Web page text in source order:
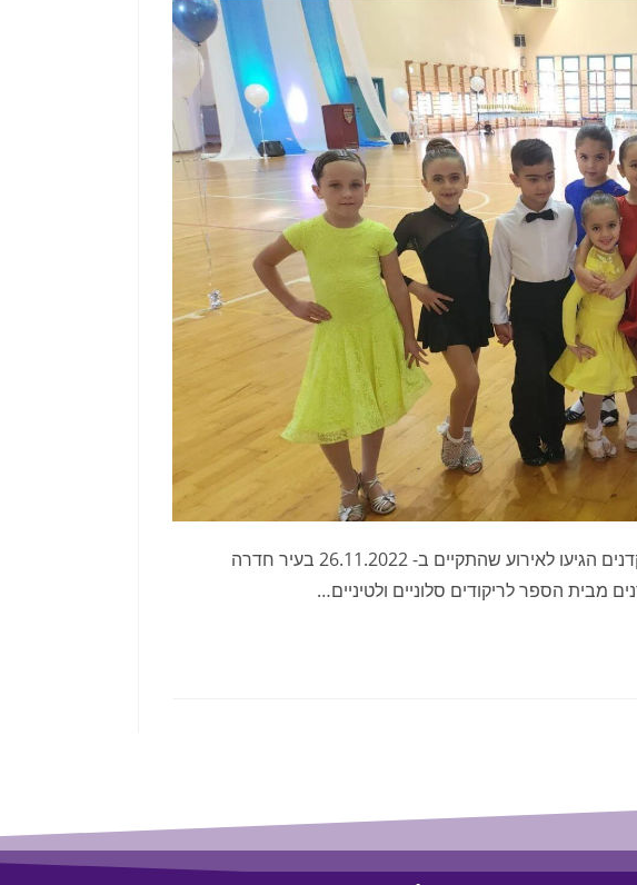
חזרו מתחרות חדרה עם מדליות ועם מקומות ראשוניים! כ-200 רקדנים הגיעו לאירוע שהתקיים ב- 26.11.2022 בעיר חדרה
מבית הספר לריקודים סלוניים ולטיניים…